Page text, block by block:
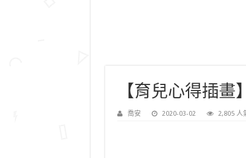
【育兒心得插畫
喬安 2020-03-02 2,805 人